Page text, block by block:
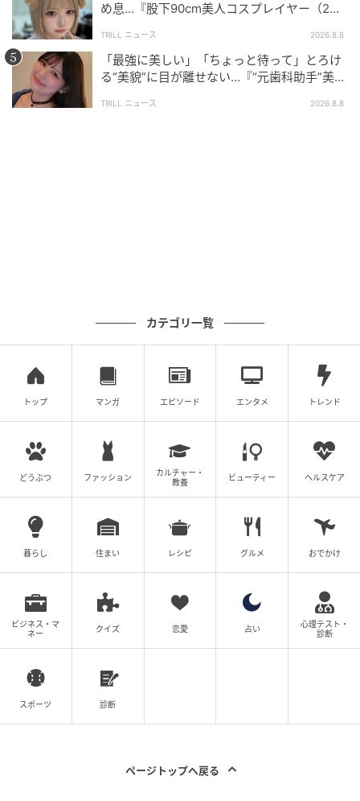
実はとても簡単で、「火をつけてから息で吹き消し、
着火レバーをテープで固定する」だけでOK！ただし、
部屋の中で行うと危険なので、必ず室外で行ってくだ
さいね。
出典：マシンガンズ滝沢（@takizawa0914）さん
ガス抜きが完了したら、ほかのごみとは混ぜずにライ
ターだけをまとめて、不燃ごみや危険ごみとして自治
体のルールに従って出しましょう。
「ライターはそのまま捨てて大丈夫」は大間違い！ひ
と手間かけるだけで、大きな事故を防ぐことができる
のですね。
清掃車火災の起こった渋谷区でも、事故の後「ライタ
め息…『股下90cm美人コスプレイヤー（2
TRILL ニュース 2026.8.8
「最強に美しい」「ちょっと待って」とろけ
る“美貌”に目が離せない…『“元歯科助手”美女
TRILL ニュース 2026.8.8
カテゴリ一覧
トップ マンガ エピソード エンタメ トレンド
どうぶつ ファッション
カルチャー・
教養
ビューティー ヘルスケア
暮らし 住まい レシピ グルメ おでかけ
ビジネス・マ
ネー
クイズ 恋愛 占い
心理テスト・
診断
スポーツ 診断
ページトップへ戻る